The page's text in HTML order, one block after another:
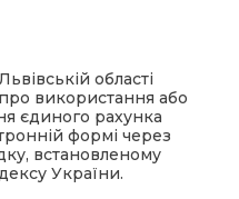
області
використання або
єдиного рахунка
формі через
встановленому
України.